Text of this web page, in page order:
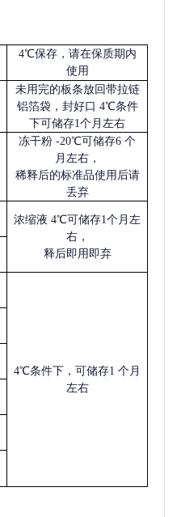
4℃保存，请在保质期内
使用
未用完的板条放回带拉链
铝箔袋，封好口 4℃条件
下可储存1个月左右
冻干粉 -20℃可储存6 个
月左右，
稀释后的标准品使用后请
丢弃
浓缩液 4℃可储存1个月左
右，
释后即用即弃
4℃条件下，可储存1 个月
左右